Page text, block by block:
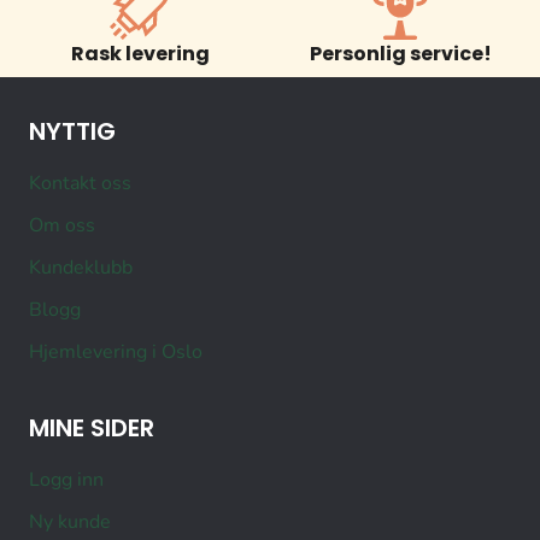
Rask levering Personlig service!
NYTTIG
Kontakt oss
Om oss
Kundeklubb
Blogg
Hjemlevering i Oslo
MINE SIDER
Logg inn
Ny kunde